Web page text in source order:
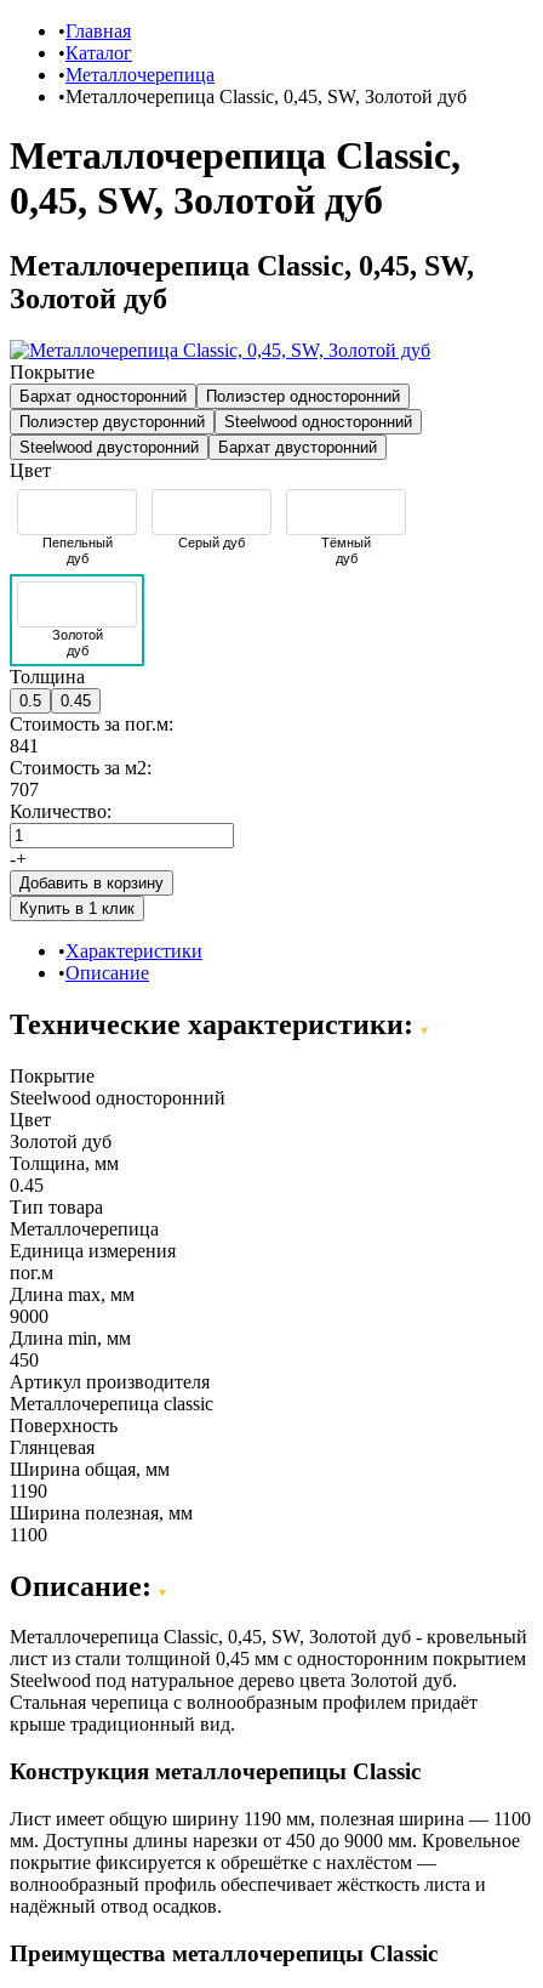
Главная
Каталог
Металлочерепица
Металлочерепица Classic, 0,45, SW, Золотой дуб
Металлочерепица Classic,
0,45, SW, Золотой дуб
Металлочерепица Classic, 0,45, SW,
Золотой дуб
Покрытие
Бархат односторонний
Полиэстер односторонний
Полиэстер двусторонний
Steelwood односторонний
Steelwood двусторонний
Бархат двусторонний
Цвет
Пепельный
дуб
Серый дуб
Тёмный
дуб
Золотой
дуб
Толщина
0.5 0.45
Стоимость за пог.м:
841
Стоимость за м2:
707
Количество:
-+
Добавить в корзину
Характеристики
Описание
Технические характеристики:
Покрытие
Steelwood односторонний
Цвет
Золотой дуб
Толщина, мм
0.45
Тип товара
Металлочерепица
Единица измерения
пог.м
Длина max, мм
9000
Длина min, мм
450
Артикул производителя
Металлочерепица classic
Поверхность
Глянцевая
Ширина общая, мм
1190
Ширина полезная, мм
1100
Описание:
Металлочерепица Classic, 0,45, SW, Золотой дуб - кровельный
лист из стали толщиной 0,45 мм с односторонним покрытием
Steelwood под натуральное дерево цвета Золотой дуб.
Стальная черепица с волнообразным профилем придаёт
крыше традиционный вид.
Конструкция металлочерепицы Classic
Лист имеет общую ширину 1190 мм, полезная ширина — 1100
мм. Доступны длины нарезки от 450 до 9000 мм. Кровельное
покрытие фиксируется к обрешётке с нахлёстом —
волнообразный профиль обеспечивает жёсткость листа и
надёжный отвод осадков.
Преимущества металлочерепицы Classic